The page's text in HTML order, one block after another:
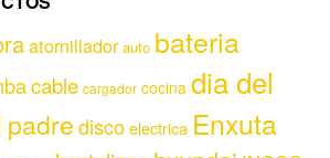
atornillador auto bateria
cable cargador cocina dia del
padrediscoelectrica Enxuta